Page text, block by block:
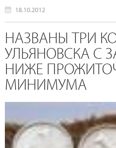
18.10.2012
НАЗВАНЫ ТРИ
УЛЬЯНОВСКА С
НИЖЕ
МИНИМУМА